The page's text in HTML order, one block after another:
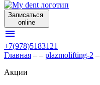
Записаться
online
menu
+7(978)5183121
Главная – – plazmolifting-2 –
Акции